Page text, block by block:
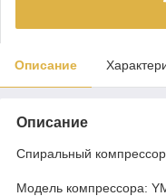
Описание
Описание
Спиральный
Модель компрессора: